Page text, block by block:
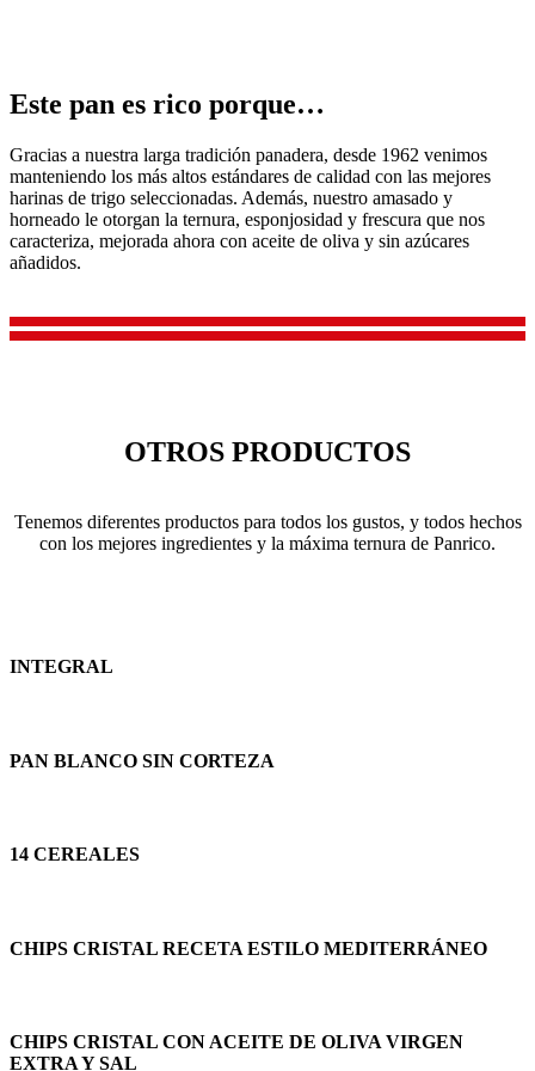
Este pan es rico porque…
Gracias a nuestra larga tradición panadera, desde 1962 venimos
manteniendo los más altos estándares de calidad con las mejores
harinas de trigo seleccionadas. Además, nuestro amasado y
horneado le otorgan la ternura, esponjosidad y frescura que nos
caracteriza, mejorada ahora con aceite de oliva y sin azúcares
añadidos.
OTROS PRODUCTOS
Tenemos diferentes productos para todos los gustos, y todos hechos
con los mejores ingredientes y la máxima ternura de Panrico.
INTEGRAL
PAN BLANCO SIN CORTEZA
14 CEREALES
CHIPS CRISTAL RECETA ESTILO MEDITERRÁNEO
CHIPS CRISTAL CON ACEITE DE OLIVA VIRGEN
EXTRA Y SAL